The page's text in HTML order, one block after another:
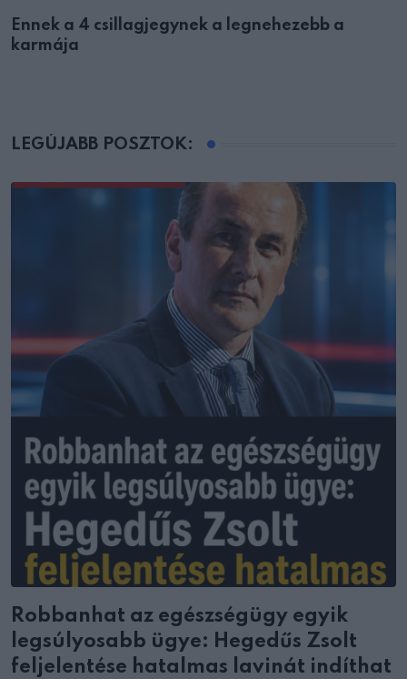
Ennek a 4 csillagjegynek a legnehezebb a
karmája
LEGÚJABB POSZTOK:
Robbanhat az egészségügy egyik
legsúlyosabb ügye: Hegedűs Zsolt
feljelentése hatalmas lavinát indíthat